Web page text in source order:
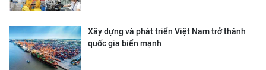
Xây dựng và phát triển Việt Nam trở thành
quốc gia biển mạnh